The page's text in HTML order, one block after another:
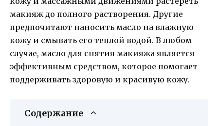
макияж до полного растворения. Другие
предпочитают наносить масло на влажную
кожу и смывать его теплой водой. В любом
случае, масло для снятия макияжа является
эффективным средством, которое помогает
поддерживать здоровую и красивую кожу.
Содержание